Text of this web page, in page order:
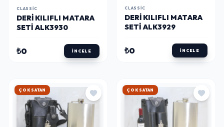
CLASSIC
DERI KILIFLI MATARA
SETI ALK3930
₺0 İNCELE
CLASSIC
DERI KILIFLI MATARA
SETI ALK3929
₺0 İNCELE
HIZLI KARGO HIZLI KARGO